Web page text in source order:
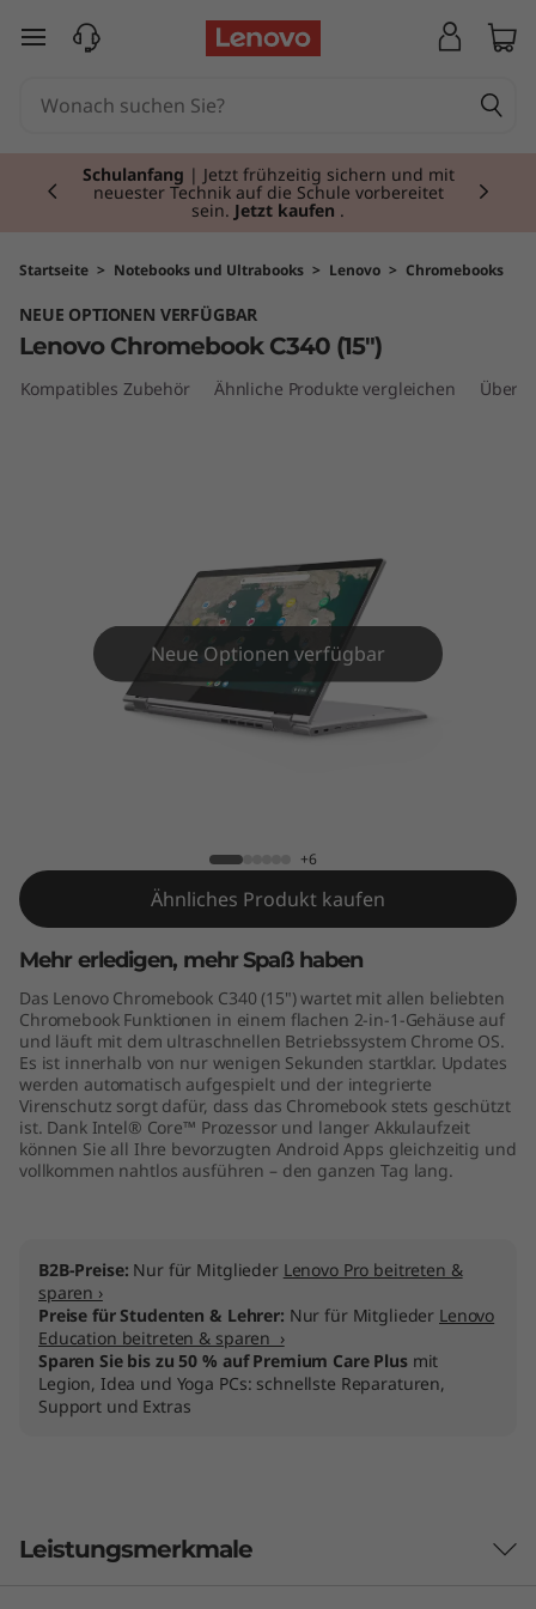
o
C
h
3
4
0
1
5
zum Hauptinhalt springen
Studenten und Lehrer:Registrieren und
sparen! Schalte exklusive Angebote für den
Schulanfang frei. Jetzt KOSTENLOS anmelden
Currently displaying item 2 of 3
Startseite > Notebooks und Ultrabooks > Lenovo > Chromebooks
NEUE OPTIONEN VERFÜGBAR
Lenovo Chromebook C340 (15")
Kompatibles Zubehör Ähnliche Produkte vergleichen
Neue Optionen verfügbar
+6
Ähnliches Produkt kaufen
Mehr erledigen, mehr Spaß haben
Das Lenovo Chromebook C340 (15") wartet mit allen beliebten
Chromebook Funktionen in einem flachen 2-in-1-Gehäuse auf
und läuft mit dem ultraschnellen Betriebssystem Chrome OS.
Es ist innerhalb von nur wenigen Sekunden startklar. Updates
werden automatisch aufgespielt und der integrierte
Virenschutz sorgt dafür, dass das Chromebook stets geschützt
ist. Dank Intel® Core™ Prozessor und langer Akkulaufzeit
können Sie all Ihre bevorzugten Android Apps gleichzeitig und
vollkommen nahtlos ausführen – den ganzen Tag lang.
B2B-Preise: Nur für Mitglieder Lenovo Pro beitreten &
sparen ›
Preise für Studenten & Lehrer: Nur für Mitglieder Lenovo
Education beitreten & sparen ›
Sparen Sie bis zu 50 % auf Premium Care Plusmit
Legion, Idea und Yoga PCs: schnellste Reparaturen,
Support und Extras
Leistungsmerkmale